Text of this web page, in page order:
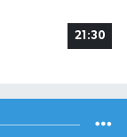
21:30